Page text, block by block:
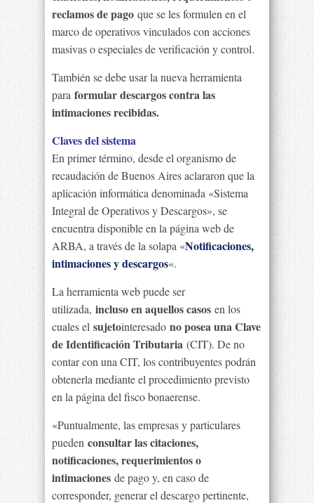
reclamos de pago que se les formulen en el
marco de operativos vinculados con acciones
masivas o especiales de verificación y control.
También se debe usar la nueva herramienta
para formular descargos contra las
intimaciones recibidas.
Claves del sistema
En primer término, desde el organismo de
recaudación de Buenos Aires aclararon que la
aplicación informática denominada «Sistema
Integral de Operativos y Descargos», se
encuentra disponible en la página web de
ARBA, a través de la solapa «Notificaciones,
intimaciones y descargos«.
La herramienta web puede ser
utilizada, incluso en aquellos casos en los
cuales el sujetointeresado no posea una Clave
de Identificación Tributaria (CIT). De no
contar con una CIT, los contribuyentes podrán
obtenerla mediante el procedimiento previsto
en la página del fisco bonaerense.
«Puntualmente, las empresas y particulares
pueden consultar las citaciones,
notificaciones, requerimientos o
intimaciones de pago y, en caso de
corresponder, generar el descargo pertinente,